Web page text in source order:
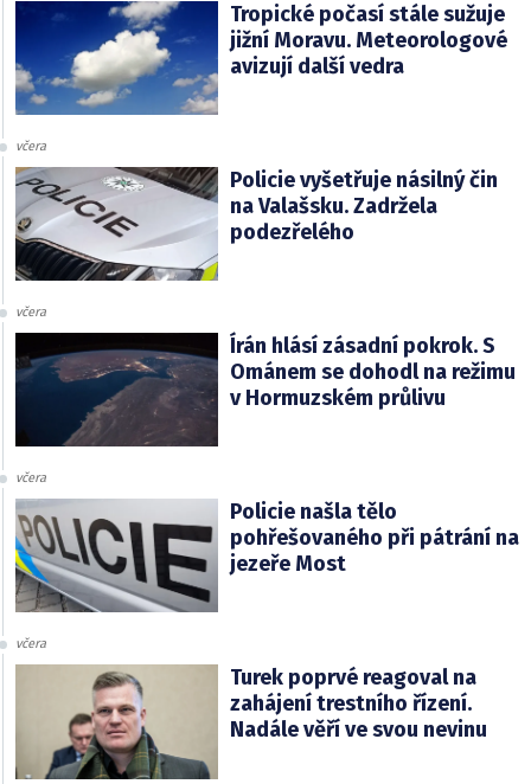
Tropické počasí stále sužuje
jižní Moravu. Meteorologové
avizují další vedra
včera
Policie vyšetřuje násilný čin
na Valašsku. Zadržela
podezřelého
včera
Írán hlásí zásadní pokrok. S
Ománem se dohodl na režimu
v Hormuzském průlivu
včera
Policie našla tělo
pohřešovaného při pátrání na
jezeře Most
včera
Turek poprvé reagoval na
zahájení trestního řízení.
Nadále věří ve svou nevinu